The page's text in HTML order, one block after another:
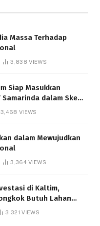
Massa Terhadap
3,838VIEWS
Siap Masukkan
dalam Skema
Gratispol
3,468 VIEWS
dalam Mewujudkan
3,364VIEWS
di Kaltim,
Butuh Lahan
3,321VIEWS